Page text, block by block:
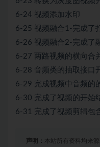
6-24 视频添加水印
6-25 视频融合1-完成了
6-26 视频融合2-完成了
6-27 两路视频的横向合
6-28 音频类的抽取接口
6-29 完成视频中音频的
6-30 完成了视频的开始
6-31 完成了视频剪辑包
声明： 本站所有资料均来